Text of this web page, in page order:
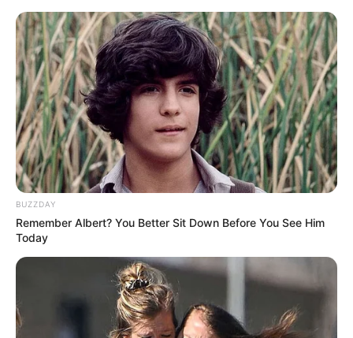
HOME
INSPIRASI
STYLE
FILM &
SERIES
NGAKAK
QUOTES
HYPE
MORE
BUZZDAY
Remember Albert? You Better Sit Down Before You See Him
Today